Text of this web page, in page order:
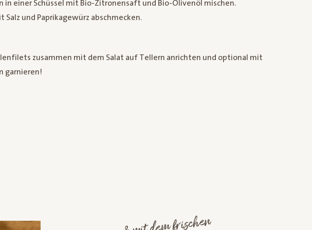
in einer Schüssel mit Bio-Zitronensaft und Bio-Olivenöl mischen.
Salz und Paprikagewürz abschmecken.
zusammen mit dem Salat auf Tellern anrichten und optional mit
garnieren!